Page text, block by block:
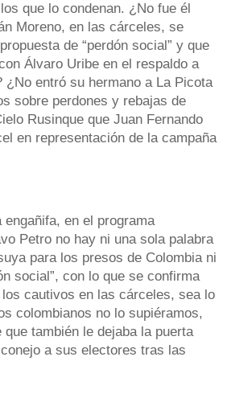
que lo condenan. ¿No fue él
Moreno, en las cárceles, se
de “perdón social” y que
Álvaro Uribe en el respaldo a
¿No entró su hermano a La Picota
sobre perdones y rebajas de
Rusinque que Juan Fernando
en representación de la campaña
en el programa
Petro no hay ni una sola palabra
para los presos de Colombia ni
social”, con lo que se confirma
cautivos en las cárceles, sea lo
colombianos no lo supiéramos,
también le dejaba la puerta
a sus electores tras las